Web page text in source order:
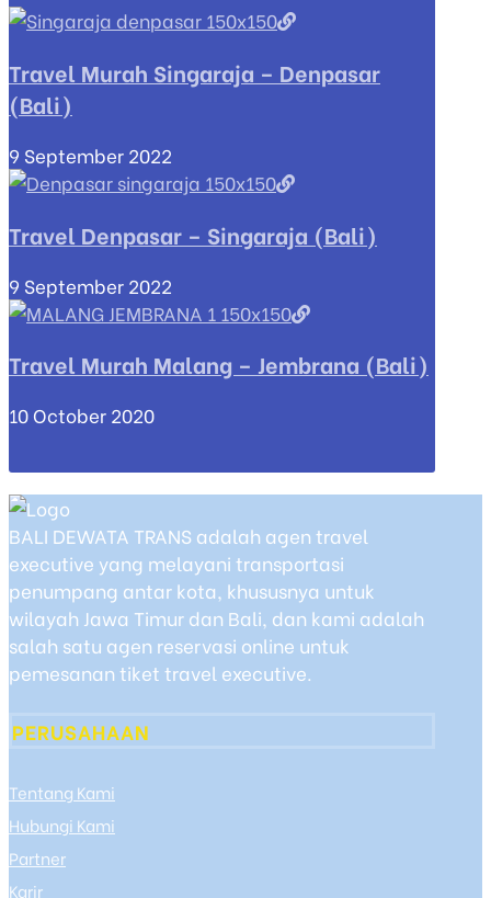
Travel Murah Singaraja – Denpasar
(Bali)
9 September 2022
Travel Denpasar – Singaraja (Bali)
9 September 2022
Travel Murah Malang – Jembrana (Bali)
10 October 2020
BALI DEWATA TRANS adalah agen travel
executive yang melayani transportasi
penumpang antar kota, khususnya untuk
wilayah Jawa Timur dan Bali, dan kami adalah
salah satu agen reservasi online untuk
pemesanan tiket travel executive.
PERUSAHAAN
Tentang Kami
Hubungi Kami
Partner
Karir